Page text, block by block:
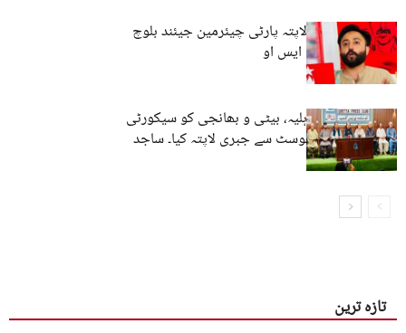
کوئٹہ سے جبری لاپتہ پارٹی چیئرمین جیئند بلوچ
بازیاب ہوگئے۔ بی ایس او
پارٹی رہنماء کے اہلیہ، بیٹی و بھانجی کو سیکورٹی
فورسز نے چیک پوسٹ سے جبری لاپتہ کیا۔ ساجد
ترین ایڈوکیٹ
تازہ ترین